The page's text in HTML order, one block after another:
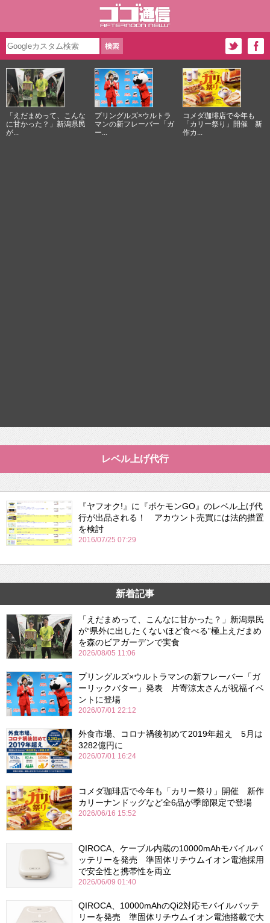
「えだまめって、こんな
に甘かった？」新潟県民
が...
プリングルズ×ウルトラ
マンの新フレーバー「ガ
ー...
コメダ珈琲店で今年も
「カリー祭り」開催 新
作カ...
レベル上げ代行
『ヤフオク!』に『ポケモンGO』のレベル上げ代
行が出品される！ アカウント売買には法的措置
を検討
2016/07/25 07:29
新着記事
「えだまめって、こんなに甘かった？」新潟県民
が“県外に出したくないほど食べる”極上えだまめ
を森のビアガーデンで実食
2026/08/05 11:06
プリングルズ×ウルトラマンの新フレーバー「ガ
ーリックバター」発表 片寄涼太さんが祝福イベ
ントに登場
2026/07/01 22:12
外食市場、コロナ禍後初めて2019年超え 5月は
3282億円に
2026/07/01 16:24
コメダ珈琲店で今年も「カリー祭り」開催 新作
カリーナンドッグなど全6品が季節限定で登場
2026/06/16 15:52
QIROCA、ケーブル内蔵の10000mAhモバイルバ
ッテリーを発売 準固体リチウムイオン電池採用
で安全性と携帯性を両立
2026/06/09 01:40
QIROCA、10000mAhのQi2対応モバイルバッテ
リーを発売 準固体リチウムイオン電池搭載で大